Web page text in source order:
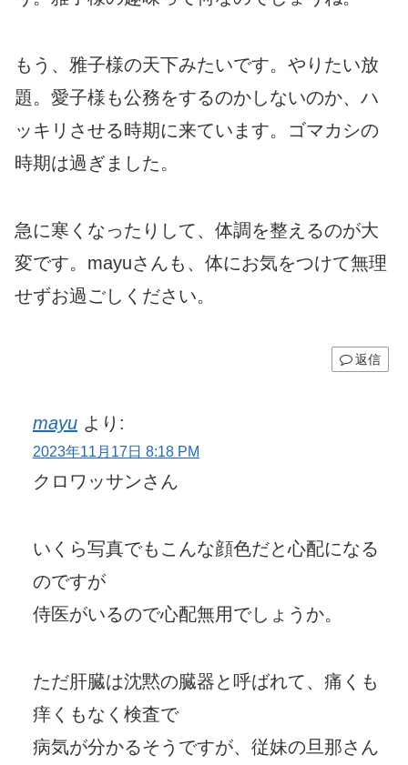
もう、雅子様の天下みたいです。やりたい放
題。愛子様も公務をするのかしないのか、ハ
ッキリさせる時期に来ています。ゴマカシの
時期は過ぎました。
急に寒くなったりして、体調を整えるのが大
変です。mayuさんも、体にお気をつけて無理
せずお過ごしください。
返信
mayu より:
2023年11月17日 8:18 PM
クロワッサンさん
いくら写真でもこんな顔色だと心配になる
のですが
侍医がいるので心配無用でしょうか。
ただ肝臓は沈黙の臓器と呼ばれて、痛くも
痒くもなく検査で
病気が分かるそうですが、従妹の旦那さん